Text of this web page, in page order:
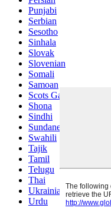
Punjabi
Serbian
Sesotho
Sinhala
Slovak
Slovenian
Somali
Samoan
Scots Gaelic
Shona
Sindhi
Sundanese
Swahili
Tajik
Tamil
Telugu
Thai
Ukrainian
Urdu